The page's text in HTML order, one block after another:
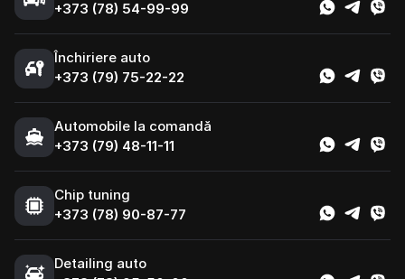
+373 (78) 54-99-99
Închiriere auto
+373 (79) 75-22-22
Automobile la comandă
+373 (79) 48-11-11
Chip tuning
+373 (78) 90-87-77
Detailing auto